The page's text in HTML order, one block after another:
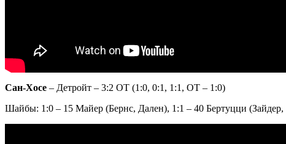
Сан-Хосе – Детройт – 3:2 ОТ (1:0, 0:1, 1:1, ОТ – 1:0)
Шайбы: 1:0 – 15 Майер (Бернс, Дален), 1:1 – 40 Бертуцци